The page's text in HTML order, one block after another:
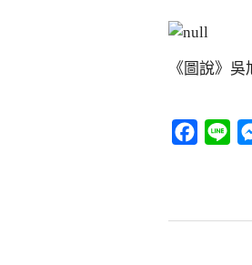
《圖說》